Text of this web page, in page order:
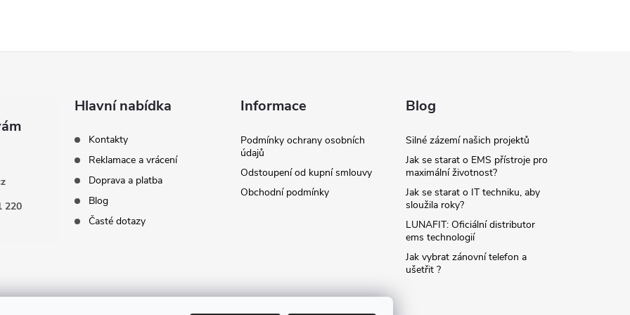
220
Hlavní nabídka
Kontakty
Reklamace a vrácení
Doprava a platba
Blog
Časté dotazy
Informace
Podmínky ochrany osobních
údajů
Odstoupení od kupní smlouvy
Obchodní podmínky
Blog
Silné zázemí našich projektů
Jak se starat o EMS přístroje pro
maximální životnost?
Jak se starat o IT techniku, aby
sloužila roky?
LUNAFIT: Oficiální distributor
ems technologií
Jak vybrat zánovní telefon a
ušetřit ?